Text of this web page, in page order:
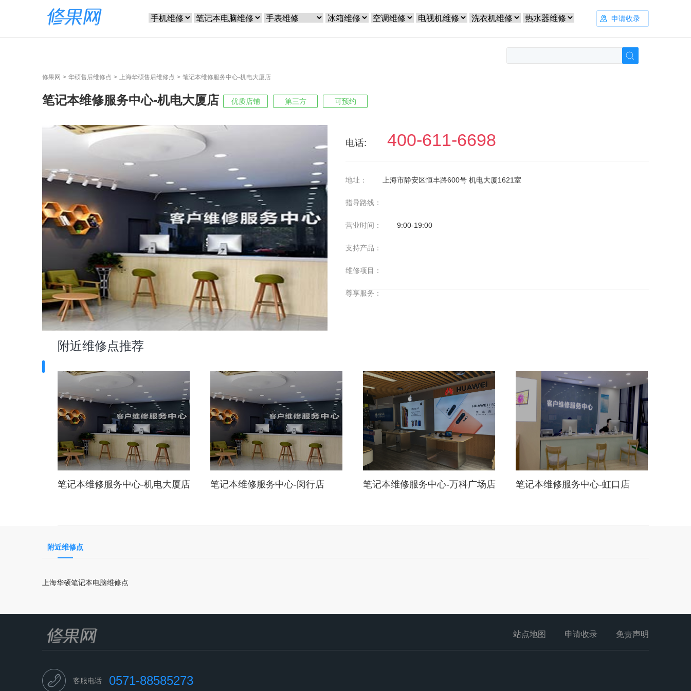
申请收录
修果网 华硕售后维修点 上海华硕售后维修点 笔记本维修服务中心-机电大厦店
笔记本维修服务中心-机电大厦店 优质店铺 第三方 可预约
电话: 400-611-6698
地址： 上海市静安区恒丰路600号 机电大厦1621室
指导路线：
营业时间： 9:00-19:00
支持产品：
维修项目：
尊享服务：
附近维修点推荐
笔记本维修服务中心-机电大厦店 笔记本维修服务中心-闵行店 笔记本维修服务中心-万科广场店 笔记本维修服务中心-虹口店
附近维修点
上海华硕笔记本电脑维修点
站点地图 申请收录 免责声明
客服电话 0571-88585273